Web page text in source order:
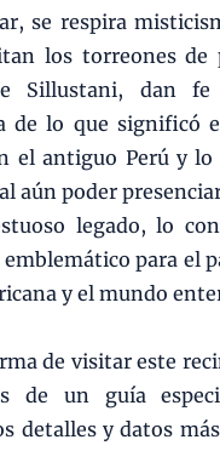
se respira
los torreones de
Sillustani, dan
de lo que significó
el antiguo Perú y lo
aún poder
legado, lo
para el
y el mundo
de visitar este
de un guía
detalles y datos